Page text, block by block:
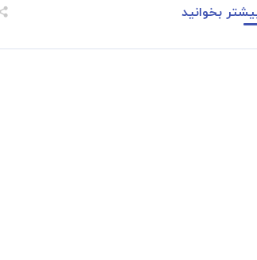
بخوانید